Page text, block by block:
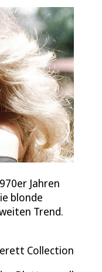
Jahren
blonde
Trend.
Collection